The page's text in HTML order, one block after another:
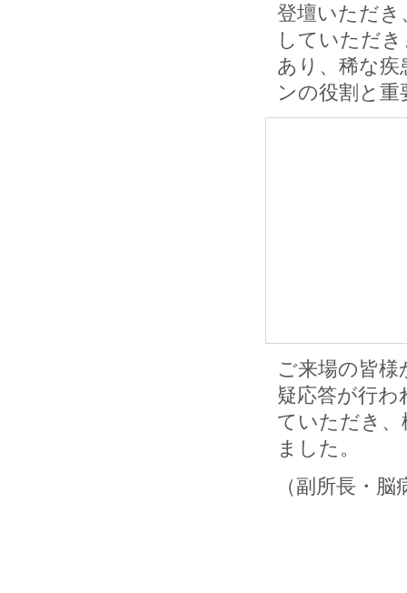
登壇いただき
していただ
あり、稀な
ンの役割と
ご来場の皆
疑応答が行わ
ていただき
ました。
（副所長・